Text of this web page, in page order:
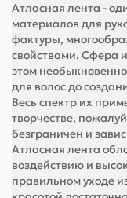
Атласная лента -
материалов для
фактуры,
свойствами. Сфера
этом
для волос до
Весь спектр их
творчестве,
безграничен и
Атласная лента
воздействию и
правильном уходе